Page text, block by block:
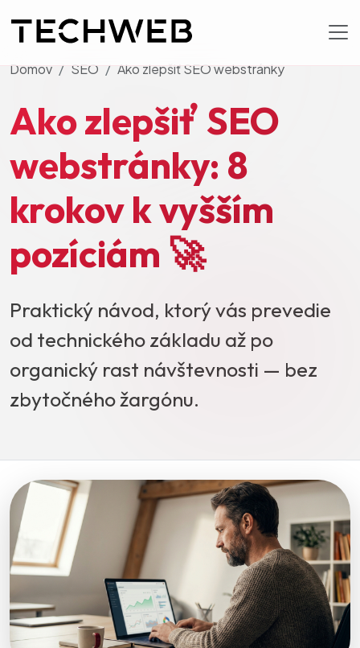
Domov SEO Ako zlepšiť SEO webstránky
Ako zlepšiť SEO
webstránky: 8
krokov k vyšším
pozíciám 🚀
Praktický návod, ktorý vás prevedie
od technického základu až po
organický rast návštevnosti — bez
zbytočného žargónu.